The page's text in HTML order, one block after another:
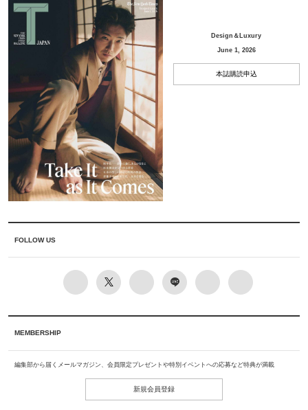
Design＆Luxury
June 1, 2026
本誌購読申込
FOLLOW US
MEMBERSHIP
編集部から届くメールマガジン、会員限定プレゼントや特別イベントへの応募など特典が満載
新規会員登録